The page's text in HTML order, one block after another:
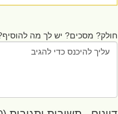
חולק? מסכים? יש לך מה